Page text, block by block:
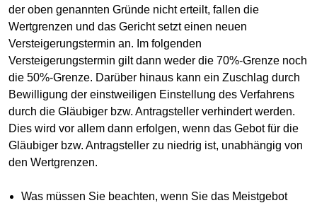
der oben genannten Gründe nicht erteilt, fallen die
Wertgrenzen und das Gericht setzt einen neuen
Versteigerungstermin an. Im folgenden
Versteigerungstermin gilt dann weder die 70%-Grenze noch
die 50%-Grenze. Darüber hinaus kann ein Zuschlag durch
Bewilligung der einstweiligen Einstellung des Verfahrens
durch die Gläubiger bzw. Antragsteller verhindert werden.
Dies wird vor allem dann erfolgen, wenn das Gebot für die
Gläubiger bzw. Antragsteller zu niedrig ist, unabhängig von
den Wertgrenzen.
Was müssen Sie beachten, wenn Sie das Meistgebot